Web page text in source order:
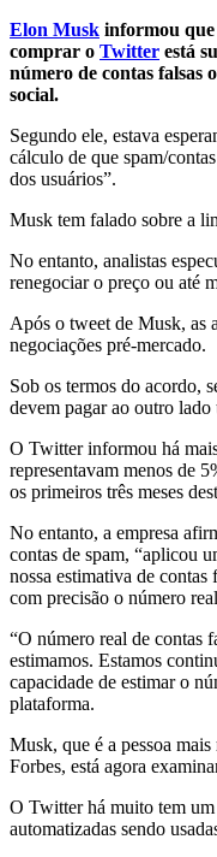
Elon Musk informou que
comprar o Twitter está
número de contas falsas
social.
Segundo ele, estava
cálculo de que spam/
dos usuários”.
Musk tem falado sobre a
No entanto, analistas
renegociar o preço ou até
Após o tweet de Musk, as
negociações pré-mercado.
Sob os termos do acordo,
devem pagar ao outro
O Twitter informou há
representavam menos de
os primeiros três meses
No entanto, a empresa
contas de spam, “aplicou
nossa estimativa de contas
com precisão o número
“O número real de contas
estimamos. Estamos
capacidade de estimar o
plataforma.
Musk, que é a pessoa
Forbes, está agora
O Twitter há muito tem
automatizadas sendo